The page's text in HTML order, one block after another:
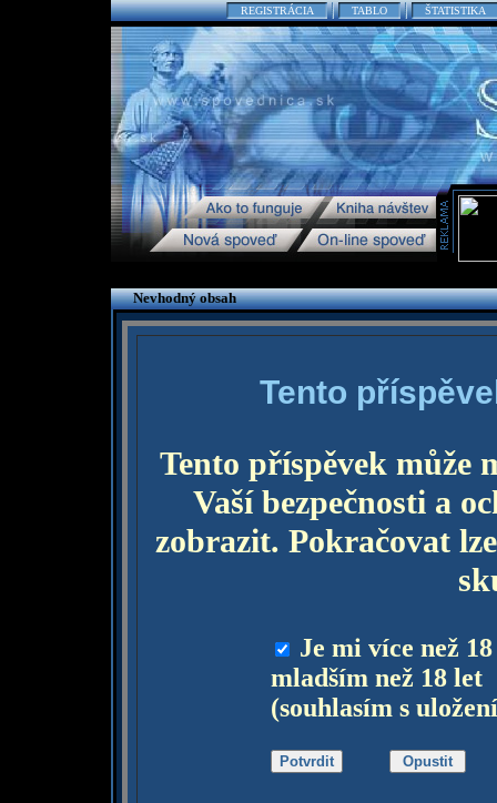
REGISTRÁCIA TABLO ŠTATISTIKA
Nevhodný obsah
Tento
Tento příspěvek může
Vaší bezpečnosti a
zobrazit. Pokračovat
Je mi více než
mladším než 18 let
(souhlasím s